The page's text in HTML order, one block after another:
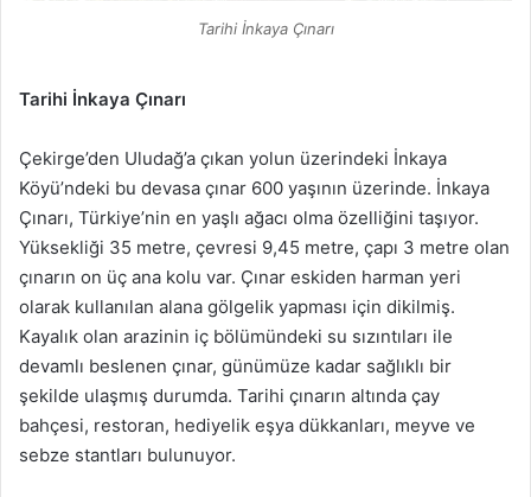
Tarihi İnkaya Çınarı
Tarihi İnkaya Çınarı
Çekirge’den Uludağ’a çıkan yolun üzerindeki İnkaya
Köyü’ndeki bu devasa çınar 600 yaşının üzerinde. İnkaya
Çınarı, Türkiye’nin en yaşlı ağacı olma özelliğini taşıyor.
Yüksekliği 35 metre, çevresi 9,45 metre, çapı 3 metre olan
çınarın on üç ana kolu var. Çınar eskiden harman yeri
olarak kullanılan alana gölgelik yapması için dikilmiş.
Kayalık olan arazinin iç bölümündeki su sızıntıları ile
devamlı beslenen çınar, günümüze kadar sağlıklı bir
şekilde ulaşmış durumda. Tarihi çınarın altında çay
bahçesi, restoran, hediyelik eşya dükkanları, meyve ve
sebze stantları bulunuyor.